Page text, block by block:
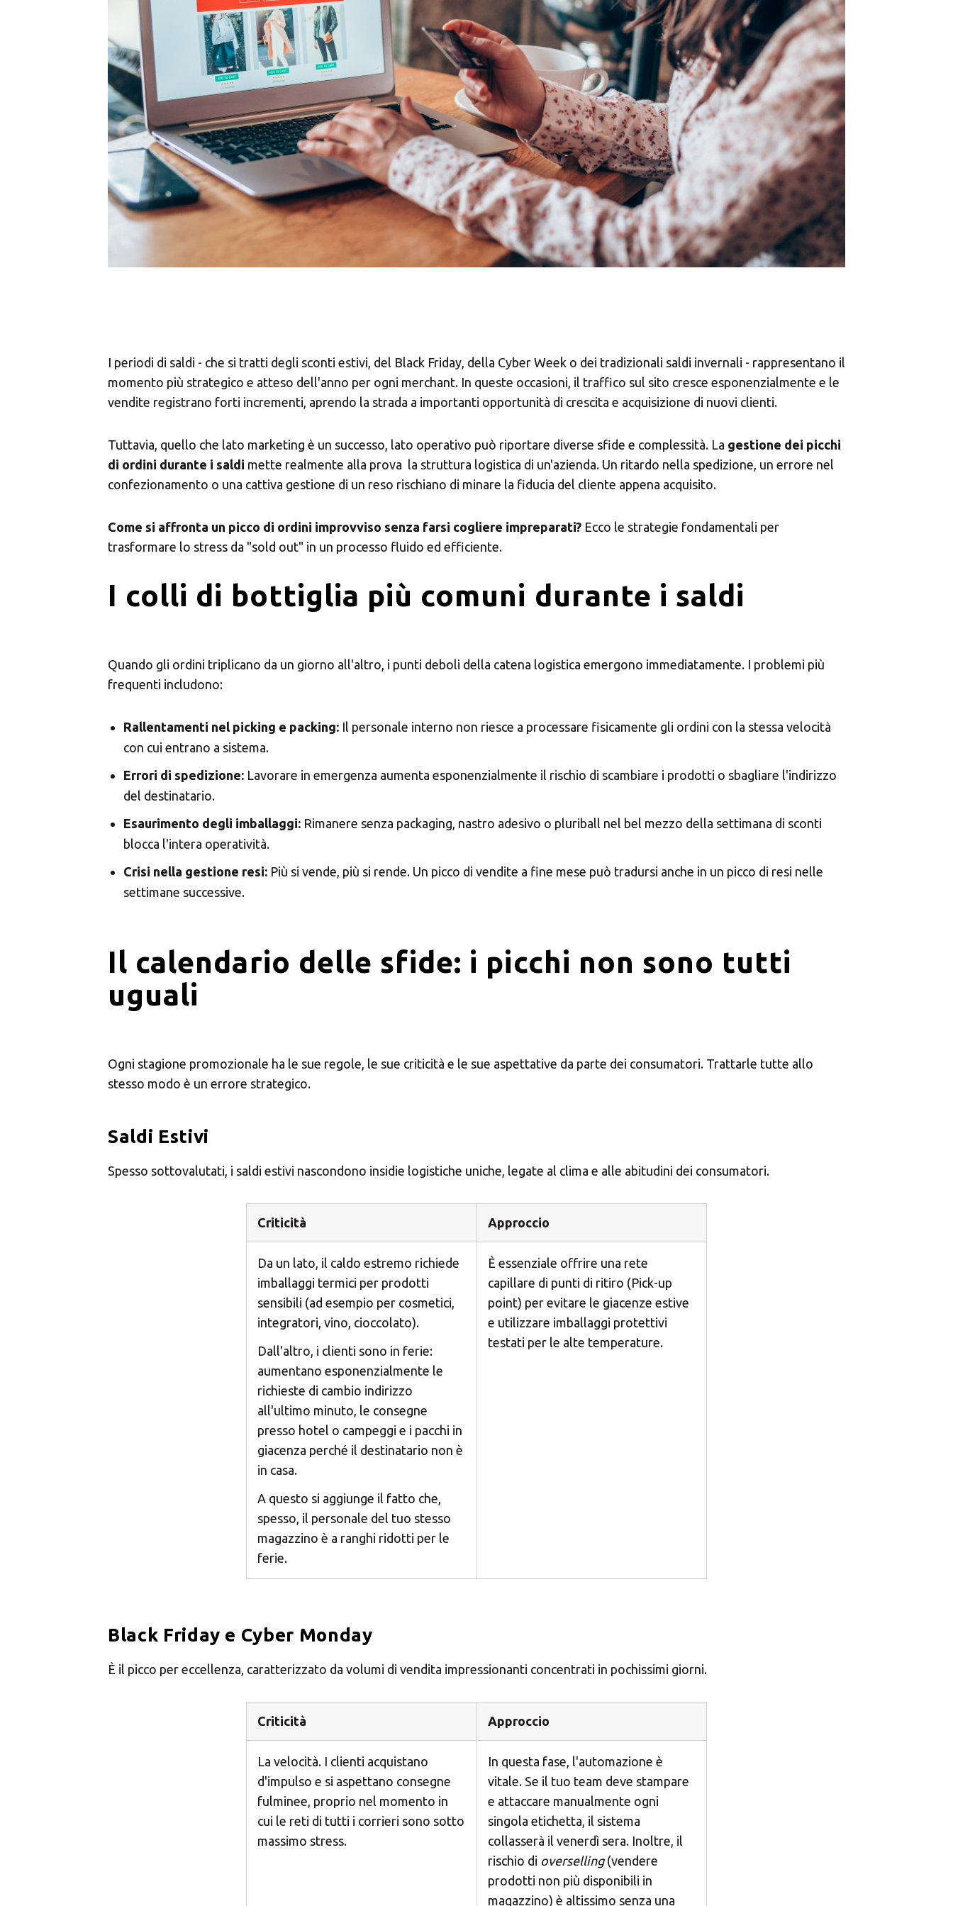
I periodi di saldi - che si tratti degli sconti estivi, del Black Friday, della Cyber Week o dei tradizionali saldi invernali - rappresentano il
momento più strategico e atteso dell'anno per ogni merchant. In queste occasioni, il traffico sul sito cresce esponenzialmente e le
vendite registrano forti incrementi, aprendo la strada a importanti opportunità di crescita e acquisizione di nuovi clienti.
Tuttavia, quello che lato marketing è un successo, lato operativo può riportare diverse sfide e complessità. La gestione dei picchi
di ordini durante i saldi mette realmente alla prova la struttura logistica di un'azienda. Un ritardo nella spedizione, un errore nel
confezionamento o una cattiva gestione di un reso rischiano di minare la fiducia del cliente appena acquisito.
Come si affronta un picco di ordini improvviso senza farsi cogliere impreparati? Ecco le strategie fondamentali per
trasformare lo stress da "sold out" in un processo fluido ed efficiente.
I colli di bottiglia più comuni durante i saldi
Quando gli ordini triplicano da un giorno all'altro, i punti deboli della catena logistica emergono immediatamente. I problemi più
frequenti includono:
Rallentamenti nel picking e packing: Il personale interno non riesce a processare fisicamente gli ordini con la stessa velocità
con cui entrano a sistema.
Errori di spedizione: Lavorare in emergenza aumenta esponenzialmente il rischio di scambiare i prodotti o sbagliare l'indirizzo
del destinatario.
Esaurimento degli imballaggi: Rimanere senza packaging, nastro adesivo o pluriball nel bel mezzo della settimana di sconti
blocca l'intera operatività.
Crisi nella gestione resi: Più si vende, più si rende. Un picco di vendite a fine mese può tradursi anche in un picco di resi nelle
settimane successive.
Il calendario delle sfide: i picchi non sono tutti
uguali
Ogni stagione promozionale ha le sue regole, le sue criticità e le sue aspettative da parte dei consumatori. Trattarle tutte allo
stesso modo è un errore strategico.
Saldi Estivi
Spesso sottovalutati, i saldi estivi nascondono insidie logistiche uniche, legate al clima e alle abitudini dei consumatori.
Criticità Approccio
Da un lato, il caldo estremo richiede
imballaggi termici per prodotti
sensibili (ad esempio per cosmetici,
integratori, vino, cioccolato).
Dall'altro, i clienti sono in ferie:
aumentano esponenzialmente le
richieste di cambio indirizzo
all'ultimo minuto, le consegne
presso hotel o campeggi e i pacchi in
giacenza perché il destinatario non è
in casa.
A questo si aggiunge il fatto che,
spesso, il personale del tuo stesso
magazzino è a ranghi ridotti per le
ferie.
È essenziale offrire una rete
capillare di punti di ritiro (Pick-up
point) per evitare le giacenze estive
e utilizzare imballaggi protettivi
testati per le alte temperature.
Black Friday e Cyber Monday
È il picco per eccellenza, caratterizzato da volumi di vendita impressionanti concentrati in pochissimi giorni.
Criticità Approccio
La velocità. I clienti acquistano
d'impulso e si aspettano consegne
fulminee, proprio nel momento in
cui le reti di tutti i corrieri sono sotto
massimo stress.
In questa fase, l'automazione è
vitale. Se il tuo team deve stampare
e attaccare manualmente ogni
singola etichetta, il sistema
collasserà il venerdì sera. Inoltre, il
rischio di overselling(vendere
prodotti non più disponibili in
magazzino) è altissimo senza una
×
Seleziona un paese
Africa
Americas
Central Asia
ROW
Scegli il tuo Centro Soluzioni MBE
CERCA TRA GLI OLTRE 500 CENTRI IN ITALIA
aprire un Centro MBEnella Tua città